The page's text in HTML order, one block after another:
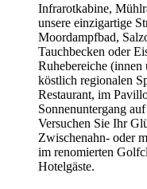
Infrarotkabine,
unsere einzigartige
Moordampfbad,
Tauchbecken oder
Ruhebereiche
köstlich regionalen
Restaurant, im
Sonnenuntergang
Versuchen Sie Ihr
Zwischenahn- oder
im renomierten
Hotelgäste.